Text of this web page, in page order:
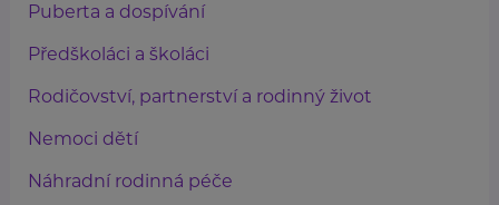
Puberta a dospívání
Předškoláci a školáci
Rodičovství, partnerství a rodinný život
Nemoci dětí
Náhradní rodinná péče